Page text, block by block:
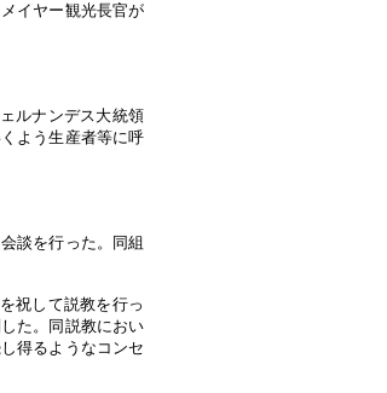
イヤー観光長官が
ルナンデス大統領
よう生産者等に呼
談を行った。同組
祝して説教を行っ
た。同説教におい
得るようなコンセ